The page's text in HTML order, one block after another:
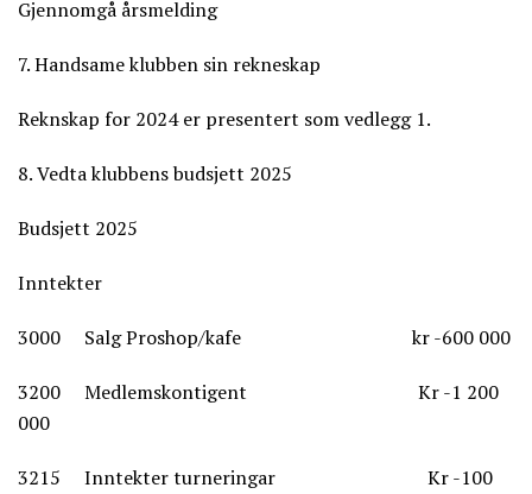
Gjennomgå årsmelding
7. Handsame klubben sin rekneskap
Reknskap for 2024 er presentert som vedlegg 1.
8. Vedta klubbens budsjett 2025
Budsjett 2025
Inntekter
3000 Salg Proshop/kafe kr -600 000
3200 Medlemskontigent Kr -1 200
000
3215 Inntekter turneringar Kr -100